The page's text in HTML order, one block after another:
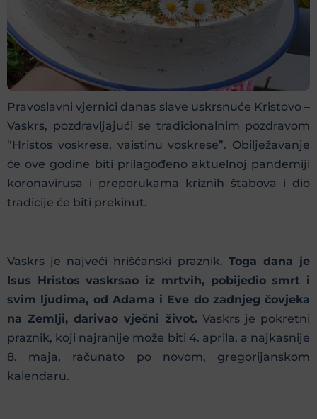
Pravoslavni vjernici danas slave uskrsnuće Kristovo –
Vaskrs, pozdravljajući se tradicionalnim pozdravom
“Hristos voskrese, vaistinu voskrese”. Obilježavanje
će ove godine biti prilagođeno aktuelnoj pandemiji
koronavirusa i preporukama kriznih štabova i dio
tradicije će biti prekinut.
Vaskrs je najveći hrišćanski praznik. Toga dana je
Isus Hristos vaskrsao iz mrtvih, pobijedio smrt i
svim ljudima, od Adama i Eve do zadnjeg čovjeka
na Zemlji, darivao vječni život.Vaskrs je pokretni
praznik, koji najranije može biti 4. aprila, a najkasnije
8. maja, računato po novom, gregorijanskom
kalendaru.